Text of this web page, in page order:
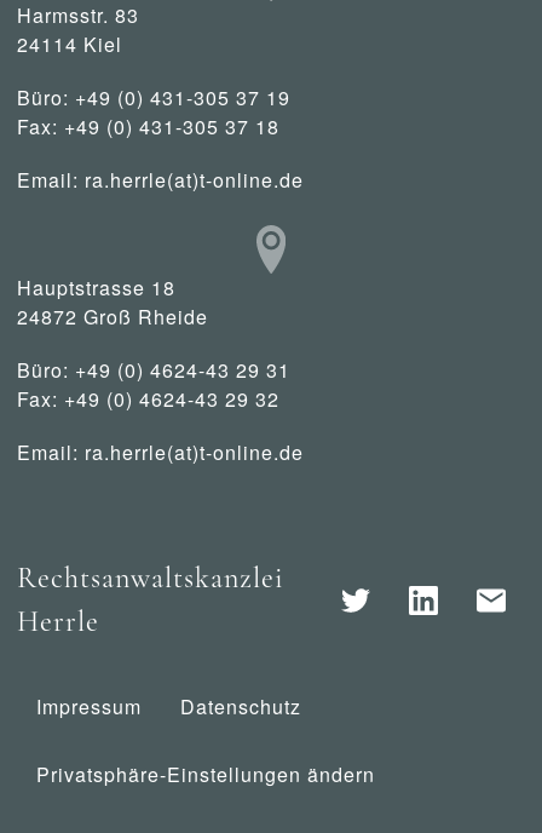
Harmsstr. 83
24114 Kiel
Büro: +49 (0) 431-305 37 19
Fax: +49 (0) 431-305 37 18
Email: ra.herrle(at)t-online.de
Hauptstrasse 18
24872 Groß Rheide
Büro: +49 (0) 4624-43 29 31
Fax: +49 (0) 4624-43 29 32
Email: ra.herrle(at)t-online.de
Rechtsanwaltskanzlei
Herrle
Impressum Datenschutz
Privatsphäre-Einstellungen ändern